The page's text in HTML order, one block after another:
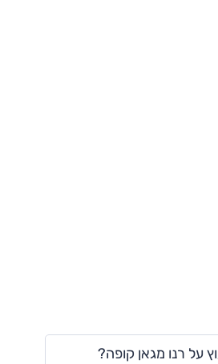
על רנו מגאן קופה?